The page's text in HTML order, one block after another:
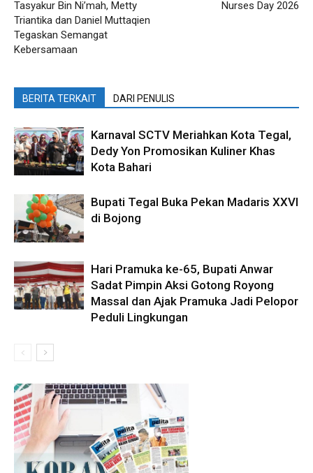
Tasyakur Bin Ni’mah, Metty
Triantika dan Daniel Muttaqien
Tegaskan Semangat
Kebersamaan
Nurses Day 2026
BERITA TERKAIT DARI PENULIS
Karnaval SCTV Meriahkan Kota Tegal,
Dedy Yon Promosikan Kuliner Khas
Kota Bahari
Bupati Tegal Buka Pekan Madaris XXVI
di Bojong
Hari Pramuka ke-65, Bupati Anwar
Sadat Pimpin Aksi Gotong Royong
Massal dan Ajak Pramuka Jadi Pelopor
Peduli Lingkungan